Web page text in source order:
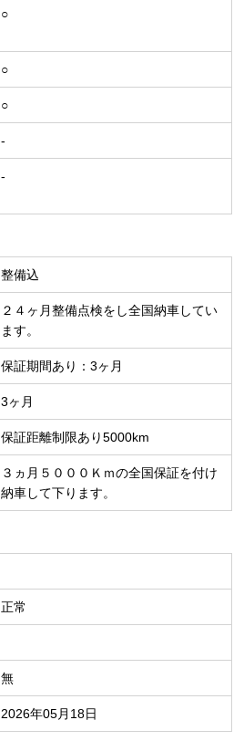
○
○
○
-
-
整備込
２４ヶ月整備点検をし全国納車してい
ます。
保証期間あり：3ヶ月
3ヶ月
保証距離制限あり5000km
３ヵ月５０００Ｋｍの全国保証を付け
納車して下ります。
正常
無
2026年05月18日